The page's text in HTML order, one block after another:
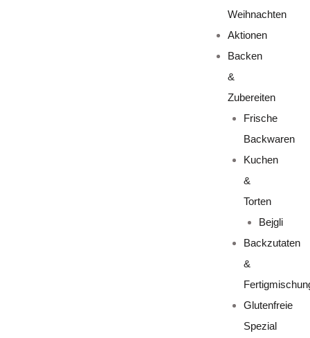
Weihnachten
Aktionen
Backen
&
Zubereiten
Frische
Backwaren
Kuchen
&
Torten
Bejgli
Backzutaten
&
Glutenfreie
Spezial